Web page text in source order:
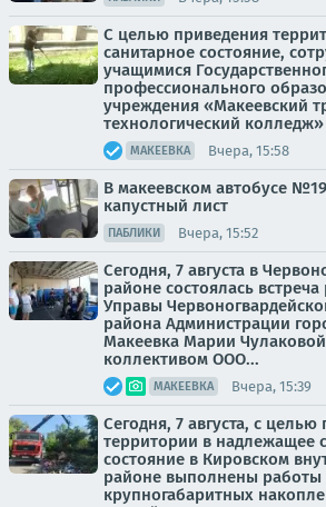
С целью приведения
санитарное состояние,
учащимися
профессионального
учреждения «Макеевский
технологический
МАКЕЕВКА Вчера, 15:58
В макеевском автобусе
капустный лист
ПАБЛИКИ Вчера, 15:52
Сегодня, 7 августа в
районе состоялась
Управы
района Администрации
Макеевка Марии
коллективом ООО...
МАКЕЕВКА Вчера, 15:39
Сегодня, 7 августа, с
территории в надлежащее
состояние в Кировском
районе выполнены работы
крупногабаритных